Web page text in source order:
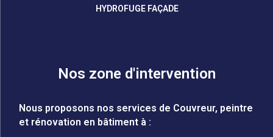
HYDROFUGE FAÇADE
Nos zone d'intervention
Nous proposons nos services de Couvreur, peintre
et rénovation en bâtiment à :